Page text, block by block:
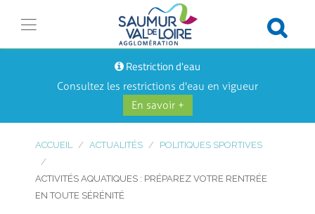
Restriction d'eau
Consultez les restrictions d'eau en vigueur
En savoir +
ACCUEIL ACTUALITÉS POLITIQUES SPORTIVES
ACTIVITÉS AQUATIQUES : PRÉPAREZ VOTRE RENTRÉE
EN TOUTE SÉRÉNITÉ